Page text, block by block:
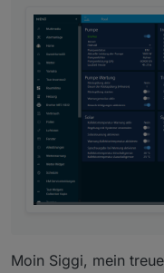
Moin Siggi, mein